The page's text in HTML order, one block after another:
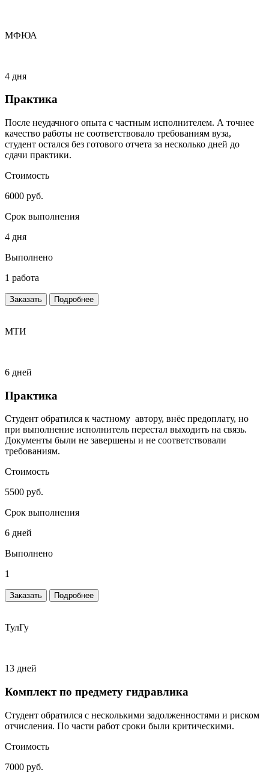
МФЮА
4 дня
Практика
После неудачного опыта с частным исполнителем. А точнее
качество работы не соответствовало требованиям вуза,
студент остался без готового отчета за несколько дней до
сдачи практики.
Стоимость
6000 руб.
Срок выполнения
4 дня
Выполнено
1 работа
Заказать Подробнее
МТИ
6 дней
Практика
Студент обратился к частному автору, внёс предоплату, но
при выполнение исполнитель перестал выходить на связь.
Документы были не завершены и не соответствовали
требованиям.
Стоимость
5500 руб.
Срок выполнения
6 дней
Выполнено
1
Заказать Подробнее
ТулГу
13 дней
Комплект по предмету гидравлика
Студент обратился с несколькими задолженностями и риском
отчисления. По части работ сроки были критическими.
Стоимость
7000 руб.